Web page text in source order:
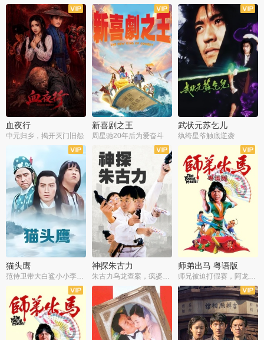
血夜行
中元归乡，揭开灭门旧怨
新喜剧之王
周星驰20年后为爱奋斗
武状元苏乞儿
纨绔星爷触底逆袭
猫头鹰
范侍卫带大白鲨小小李破案寻妃
神探朱古力
朱古力乌龙查案，疯婆子神助攻
师弟出马 粤语版
师兄被迫打假赛，阿龙追查斗黑帮